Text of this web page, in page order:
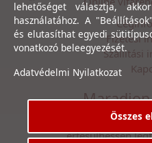
Fizetési
Szállítási
Íratkozzon fel
értesülhessen
lehetőséget választja,
használatához. A
és elutasíthat egyedi
vonatkozó beleegyezését.
Adatvédelmi Nyilatkozat
Összes